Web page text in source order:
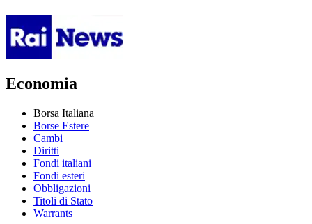
Economia
Borsa Italiana
Borse Estere
Cambi
Diritti
Fondi italiani
Fondi esteri
Obbligazioni
Titoli di Stato
Warrants